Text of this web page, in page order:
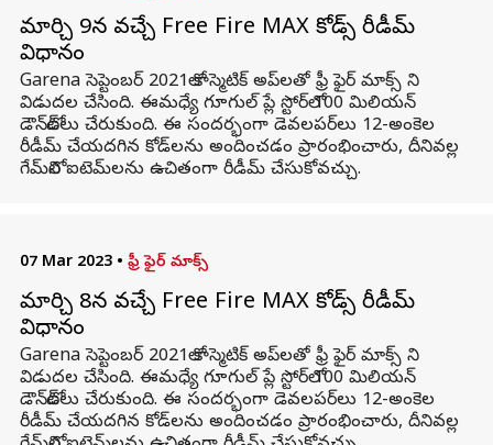
మార్చి 9న వచ్చే Free Fire MAX కోడ్స్ రీడీమ్
విధానం
Garena సెప్టెంబర్ 2021లో కాస్మెటిక్ అప్‌లతో ఫ్రీ ఫైర్ మాక్స్ ని
విడుదల చేసింది. ఈమధ్యే గూగుల్ ప్లే స్టోర్‌లో 100 మిలియన్
డౌన్‌లోడ్‌లు చేరుకుంది. ఈ సందర్భంగా డెవలపర్‌లు 12-అంకెల
రీడీమ్ చేయదగిన కోడ్‌లను అందించడం ప్రారంభించారు, దీనివల్ల
గేమ్‌లోని ఐటెమ్‌లను ఉచితంగా రీడీమ్ చేసుకోవచ్చు.
07 Mar 2023 • ఫ్రీ ఫైర్ మాక్స్
మార్చి 8న వచ్చే Free Fire MAX కోడ్స్ రీడీమ్
విధానం
Garena సెప్టెంబర్ 2021లో కాస్మెటిక్ అప్‌లతో ఫ్రీ ఫైర్ మాక్స్ ని
విడుదల చేసింది. ఈమధ్యే గూగుల్ ప్లే స్టోర్‌లో 100 మిలియన్
డౌన్‌లోడ్‌లు చేరుకుంది. ఈ సందర్భంగా డెవలపర్‌లు 12-అంకెల
రీడీమ్ చేయదగిన కోడ్‌లను అందించడం ప్రారంభించారు, దీనివల్ల